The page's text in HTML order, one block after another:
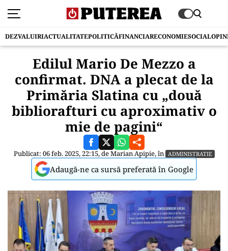
DEZVALUIRIACTUALITATEPOLITICĂFINANCIARECONOMIESOCIAL
Edilul Mario De Mezzo a
confirmat. DNA a plecat de la
Primăria Slatina cu „două
bibliorafturi cu aproximativ o
mie de pagini“
Publicat: 06 feb. 2025, 22:15, deMarian Apipie, în ADMINISTRATIE
Adaugă-ne ca sursă preferată în Google